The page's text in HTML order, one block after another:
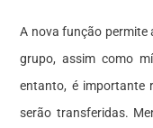
A nova função permite
grupo, assim como
entanto, é importante
serão transferidas.